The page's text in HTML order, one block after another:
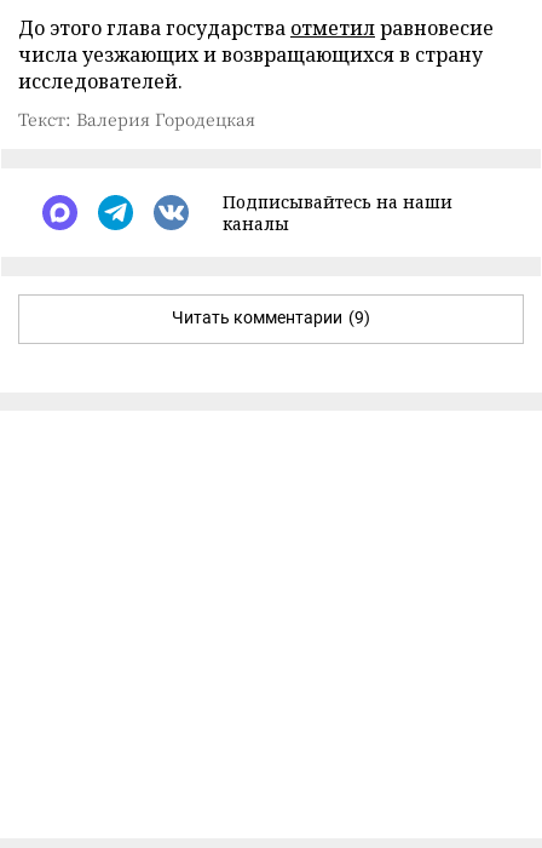
До этого глава государства отметилравновесие
числа уезжающих и возвращающихся в страну
исследователей.
Текст: Валерия Городецкая
Подписывайтесь на наши
каналы
Читать комментарии (9)